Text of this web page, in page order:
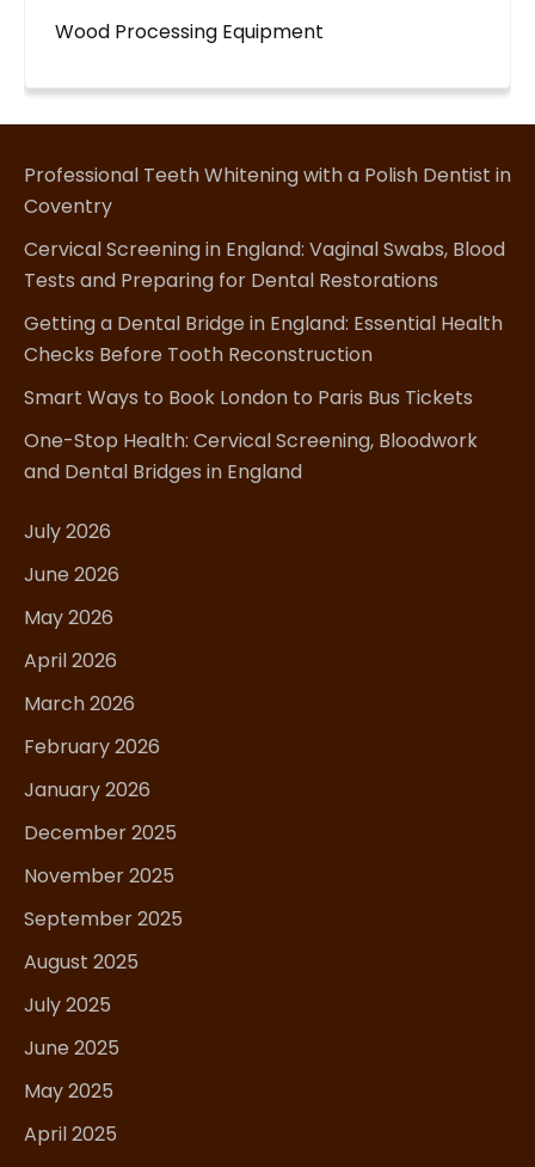
Wood Processing Equipment
Professional Teeth Whitening with a Polish Dentist in
Coventry
Cervical Screening in England: Vaginal Swabs, Blood
Tests and Preparing for Dental Restorations
Getting a Dental Bridge in England: Essential Health
Checks Before Tooth Reconstruction
Smart Ways to Book London to Paris Bus Tickets
One-Stop Health: Cervical Screening, Bloodwork
and Dental Bridges in England
July 2026
June 2026
May 2026
April 2026
March 2026
February 2026
January 2026
December 2025
November 2025
September 2025
August 2025
July 2025
June 2025
May 2025
April 2025